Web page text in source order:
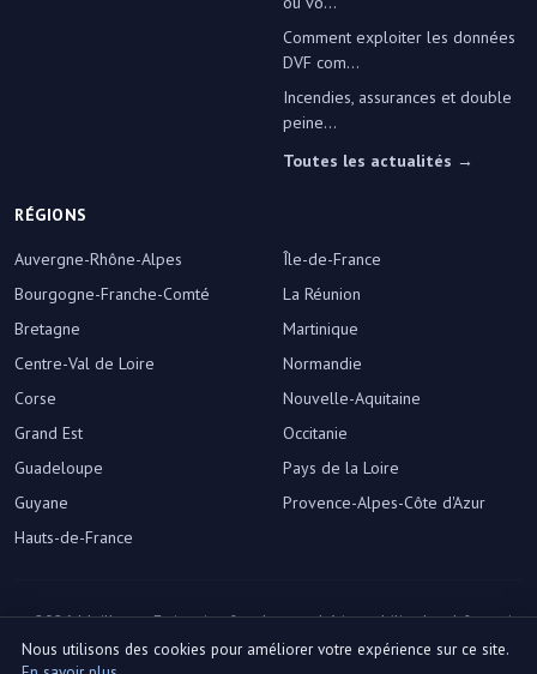
Comment exploiter les données
DVF com...
Incendies, assurances et double
peine...
Toutes les actualités →
RÉGIONS
Auvergne-Rhône-Alpes
Bourgogne-Franche-Comté
Bretagne
Centre-Val de Loire
Corse
Grand Est
Guadeloupe
Guyane
Hauts-de-France
Île-de-France
La Réunion
Martinique
Normandie
Nouvelle-Aquitaine
Occitanie
Pays de la Loire
Provence-Alpes-Côte d'Azur
© 2026 Meilleure-Estimation.fr — Le marché immobilier local français,
décrypté.
Nous utilisons des cookies pour améliorer votre expérience sur ce site.